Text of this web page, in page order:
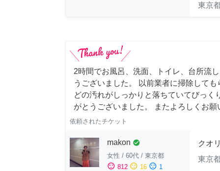
東京
2時間でお風呂、洗面、トイレ、台所流
うございました。 以前業者に掃除して
どの汚れがしっかりと落ちていてびっく
がとうございました。 またよろしくお
依頼されたチケット
makon check_circle
女性 / 60代 / 東京都
sentiment_satisfied 812 sentiment_neutral 16 sentiment_dissatisfied 1
クオ
東京